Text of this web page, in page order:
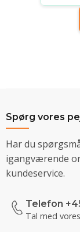
Spørg vores
Har du
igangværende
kundeservice.
Telefon
Tal med